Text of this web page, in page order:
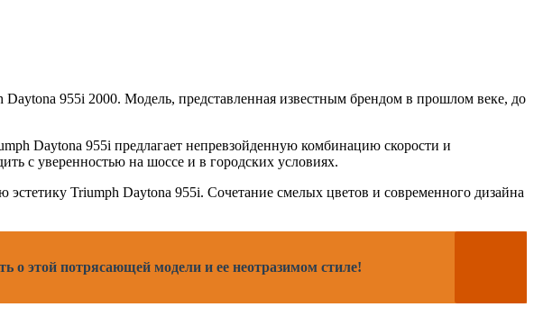
955i 2000. Модель, представленная известным брендом в прошлом веке, до
Daytona 955i предлагает непревзойденную комбинацию скорости и
с уверенностью на шоссе и в городских условиях.
Triumph Daytona 955i. Сочетание смелых цветов и современного дизайна
о этой потрясающей модели и ее неотразимом стиле!